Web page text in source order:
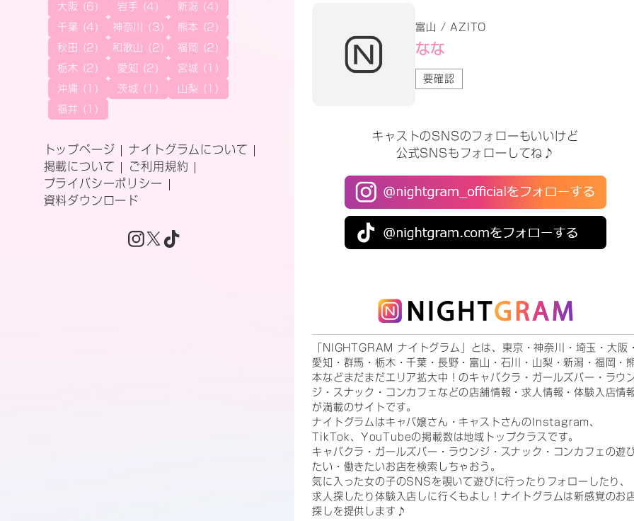
大阪 (6) 岩手 (4) 新潟 (4)
千葉 (4) 神奈川 (3) 熊本 (2)
秋田 (2) 和歌山 (2) 福岡 (2)
栃木 (2) 愛知 (2) 宮城 (1)
沖縄 (1) 茨城 (1) 山梨 (1)
福井 (1)
トップページ
ナイトグラムについて
掲載について
ご利用規約
プライバシーポリシー
資料ダウンロード
富山 / AZITO
なな
要確認
キャストのSNSのフォローもいいけど
公式SNSもフォローしてね♪
「NIGHTGRAM ナイトグラム」とは、東京・神奈川・埼玉・大阪
愛知・群馬・栃木・千葉・長野・富山・石川・山梨・新潟・福岡・
本などまだまだエリア拡大中！のキャバクラ・ガールズバー・ラウ
ジ・スナック・コンカフェなどの店舗情報・求人情報・体験入店情
が満載のサイトです。
ナイトグラムはキャバ嬢さん・キャストさんのInstagram、
TikTok、YouTubeの掲載数は地域トップクラスです。
キャバクラ・ガールズバー・ラウンジ・スナック・コンカフェの遊
たい・働きたいお店を検索しちゃおう。
気に入った女の子のSNSを覗いて遊びに行ったりフォローしたり、
求人探したり体験入店しに行くもよし！ナイトグラムは新感覚のお
探しを提供します♪